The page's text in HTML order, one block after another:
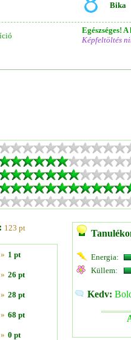
Bika
Egészséges!
Képfeltöltés
123 pt
» 1 pt
» 26 pt
» 28 pt
» 68 pt
» 0 pt
Energia:
Küllem:
Kedv: